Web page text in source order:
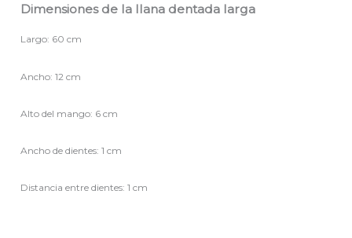
Dimensiones de la llana dentada larga
Largo: 60 cm
Ancho: 12 cm
Alto del mango: 6 cm
Ancho de dientes: 1 cm
Distancia entre dientes: 1 cm